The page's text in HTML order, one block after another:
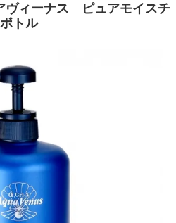
ヴィーナス ピュアモイスチ
トル